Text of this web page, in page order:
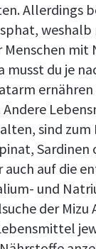
Allerdings
weshalb
Menschen mit
musst du je
sind zum
Sardinen
auch auf die
und
der Mizu